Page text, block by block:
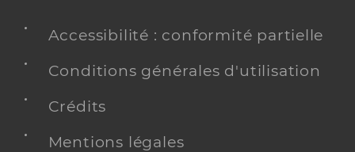
Accessibilité : conformité partielle
Conditions générales d'utilisation
Crédits
Mentions légales